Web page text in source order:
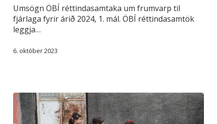
Umsögn ÖBÍ réttindasamtaka um frumvarp til
fjárlaga fyrir árið 2024, 1. mál. ÖBÍ réttindasamtök
leggja…
6. október 2023